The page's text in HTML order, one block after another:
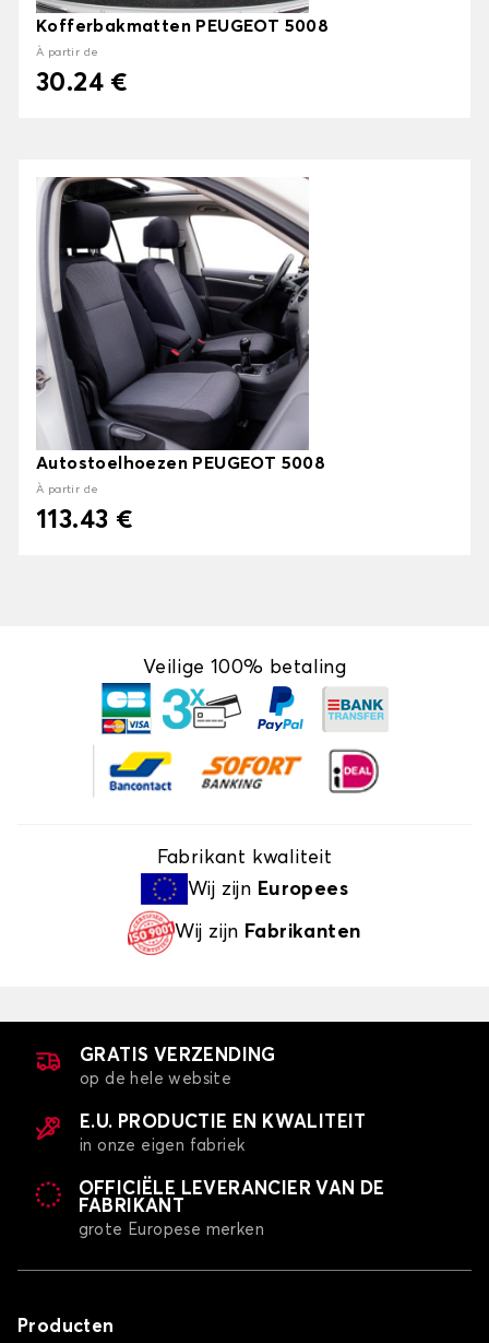
Kofferbakmatten PEUGEOT 5008
À partir de
30.24 €
Autostoelhoezen PEUGEOT 5008
À partir de
113.43 €
Veilige 100% betaling
Fabrikant kwaliteit
Wij zijn Europees
Wij zijn Fabrikanten
GRATIS VERZENDING
op de hele website
E.U. PRODUCTIE EN KWALITEIT
in onze eigen fabriek
OFFICIËLE LEVERANCIER VAN DE
FABRIKANT
grote Europese merken
Producten